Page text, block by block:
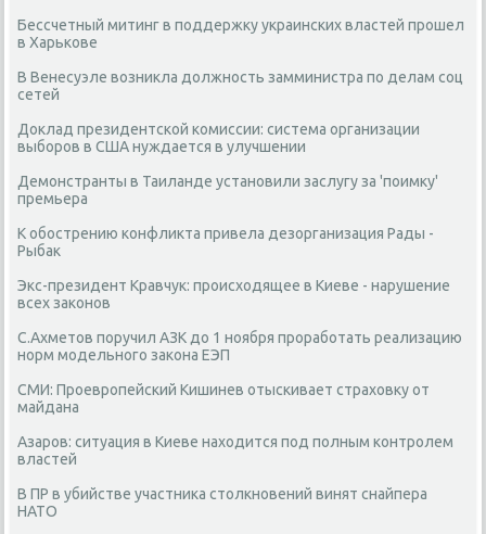
Бессчетный митинг в поддержку украинских властей прошел
в Харькове
В Венесуэле возникла должность замминистра по делам соц
сетей
Доклад президентской комиссии: система организации
выборов в США нуждается в улучшении
Демонстранты в Таиланде установили заслугу за 'поимку'
премьера
К обострению конфликта привела дезорганизация Рады -
Рыбак
Экс-президент Кравчук: происходящее в Киеве - нарушение
всех законов
С.Ахметов поручил АЗК до 1 ноября проработать реализацию
норм модельного закона ЕЭП
СМИ: Проевропейский Кишинев отыскивает страховку от
майдана
Азаров: ситуация в Киеве находится под полным контролем
властей
В ПР в убийстве участника столкновений винят снайпера
НАТО